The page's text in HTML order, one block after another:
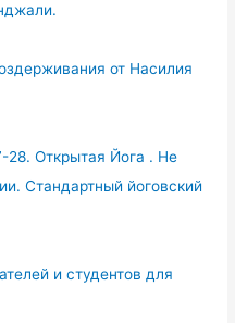
от Насилия
Открытая Йога . Не
Стандартный йоговский
и студентов для